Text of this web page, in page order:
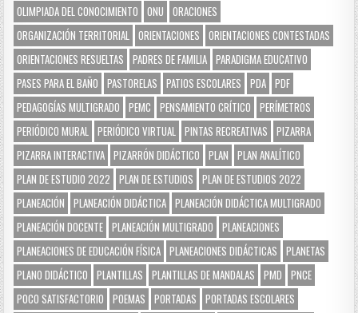
OLIMPIADA DEL CONOCIMIENTO
ONU
ORACIONES
ORGANIZACIÓN TERRITORIAL
ORIENTACIONES
ORIENTACIONES CONTESTADAS
ORIENTACIONES RESUELTAS
PADRES DE FAMILIA PARADIGMA EDUCATIVO
PASES PARA EL BAÑO
PASTORELAS PATIOS ESCOLARES PDA PDF
PEDAGOGÍAS MULTIGRADO
PEMC PENSAMIENTO CRÍTICO
PERÍMETROS
PERIÓDICO MURAL
PERIÓDICO VIRTUAL PINTAS RECREATIVAS
PIZARRA
PIZARRA INTERACTIVA PIZARRÓN DIDÁCTICO PLAN
PLAN ANALÍTICO
PLAN DE ESTUDIO 2022
PLAN DE ESTUDIOS
PLAN DE ESTUDIOS 2022
PLANEACIÓN
PLANEACIÓN DIDÁCTICA PLANEACIÓN DIDÁCTICA MULTIGRADO
PLANEACIÓN DOCENTE PLANEACIÓN MULTIGRADO
PLANEACIONES
PLANEACIONES DE EDUCACIÓN FÍSICA PLANEACIONES DIDÁCTICAS
PLANETAS
PLANO DIDÁCTICO
PLANTILLAS PLANTILLAS DE MANDALAS PMD
PNCE
POCO SATISFACTORIO
POEMAS PORTADAS
PORTADAS ESCOLARES